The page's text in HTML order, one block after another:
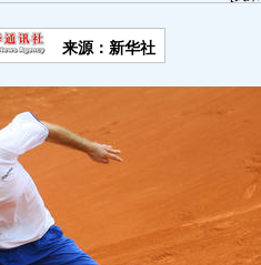
来源：新华社